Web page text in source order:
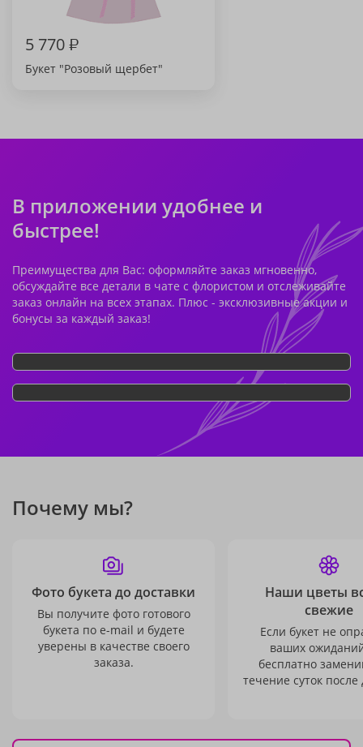
5 770₽
Букет "Розовый щербет"
В приложении удобнее и
быстрее!
Преимущества для Вас: оформляйте заказ мгновенно,
обсуждайте все детали в чате с флористом и отслеживайте
заказ онлайн на всех этапах. Плюс - эксклюзивные акции и
бонусы за каждый заказ!
Почему мы?
Фото букета до доставки
Вы получите фото готового
букета по e-mail и будете
уверены в качестве своего
заказа.
Наши цветы
свежие
Если букет не
ваших
бесплатно
течение суток после